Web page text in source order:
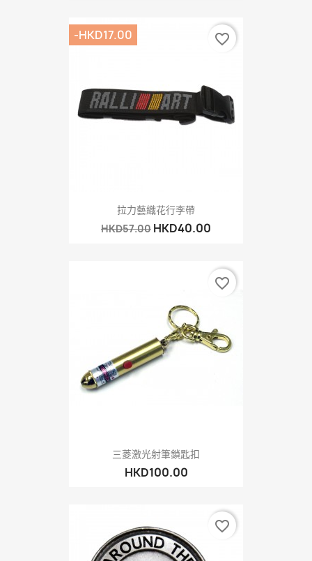
拉力藝織花行李帶
HKD57.00 HKD40.00
-HKD17.00 favorite_border
三菱激光射筆鎖匙扣
HKD100.00
favorite_border
favorite_border